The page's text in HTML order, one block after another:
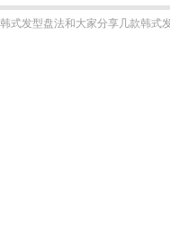
式发型盘法和大家分享几款韩式